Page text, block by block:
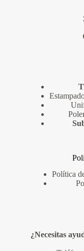
Política
¿Necesitas